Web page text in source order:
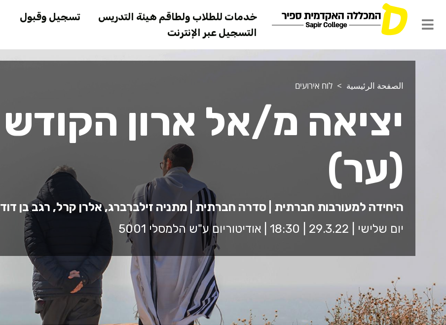
to
content
خدمات للطلاب ولطاقم هيئة التدريس
تسجيل وقبول
التسجيل عبر الإنترنت
الصفحة الرئيسية לוח אירועים
יציאה מ/אל ארון הקודש
(ער)
היחידה למעורבות חברתית | סדרה חברתית | מתניה זילברברג, אלרן קרל, רגב בן דוד
יום שלישי | 29.3.22 | 18:30 | אודיטוריום ע"ש הלמסלי 5001